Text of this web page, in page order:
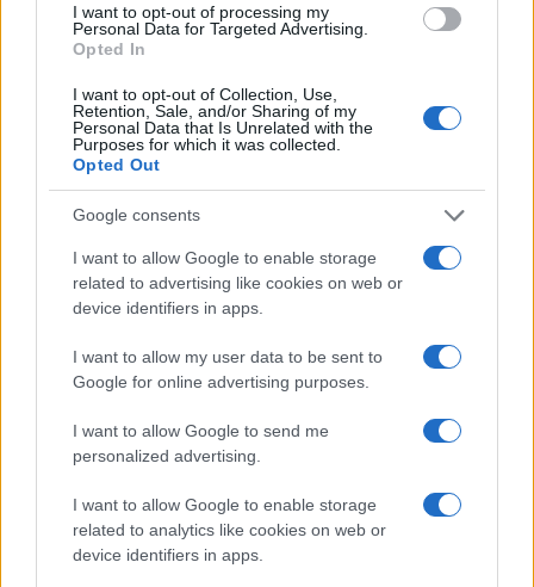
I want to opt-out of processing my
Personal Data for Targeted Advertising.
Opted In
I want to opt-out of Collection, Use,
Retention, Sale, and/or Sharing of my
Personal Data that Is Unrelated with the
Purposes for which it was collected.
Opted Out
Google consents
I want to allow Google to enable storage
related to advertising like cookies on web or
device identifiers in apps.
I want to allow my user data to be sent to
Google for online advertising purposes.
I want to allow Google to send me
personalized advertising.
I want to allow Google to enable storage
related to analytics like cookies on web or
device identifiers in apps.
ΕΚΔΗΛΩΣΕΙΣ
Ποντιακό συναπάντημα στην Ελευσίνα
23/08/2024 - 5:45μμ